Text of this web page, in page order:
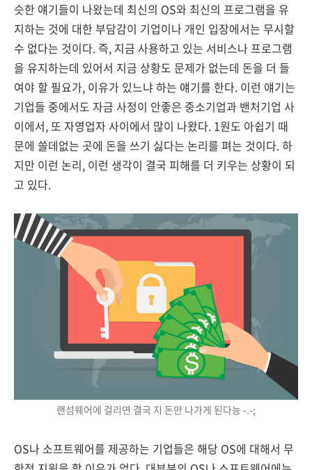
슷한 얘기들이 나왔는데 최신의 OS와 최신의 프로그램을 유
지하는 것에 대한 부담감이 기업이나 개인 입장에서는 무시할
수 없다는 것이다. 즉, 지금 사용하고 있는 서비스나 프로그램
을 유지하는데 있어서 지금 상황도 문제가 없는데 돈을 더 들
여야 할 필요가, 이유가 있느냐 하는 얘기를 한다. 이런 얘기는
기업들 중에서도 자금 사정이 안좋은 중소기업과 밴처기업 사
이에서, 또 자영업자 사이에서 많이 나왔다. 1원도 아쉽기 때
문에 쓸데없는 곳에 돈을 쓰기 싫다는 논리를 펴는 것이다. 하
지만 이런 논리, 이런 생각이 결국 피해를 더 키우는 상황이 되
고 있다.
랜섬웨어에 걸리면 결국 지 돈만 나가게 된다능 -.-;
OS나 소프트웨어를 제공하는 기업들은 해당 OS에 대해서 무